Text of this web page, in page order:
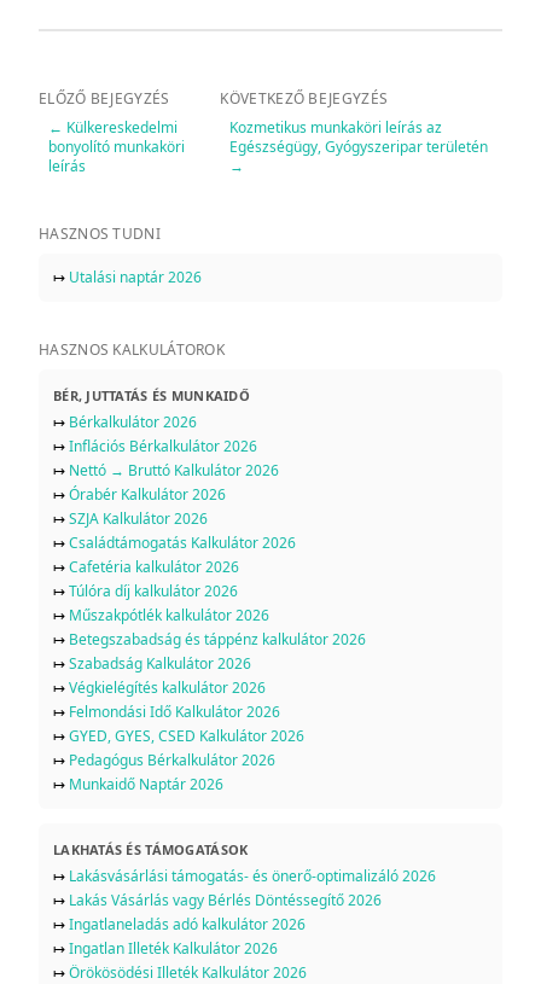
ELŐZŐ BEJEGYZÉS
← Külkereskedelmi
bonyolító munkaköri
leírás
KÖVETKEZŐ BEJEGYZÉS
Kozmetikus munkaköri leírás az
Egészségügy, Gyógyszeripar területén
→
HASZNOS TUDNI
↦ Utalási naptár 2026
HASZNOS KALKULÁTOROK
BÉR, JUTTATÁS ÉS MUNKAIDŐ
↦ Bérkalkulátor 2026
↦Inflációs Bérkalkulátor 2026
↦ Nettó → Bruttó Kalkulátor 2026
↦Órabér Kalkulátor 2026
↦SZJA Kalkulátor 2026
↦Családtámogatás Kalkulátor 2026
↦Cafetéria kalkulátor 2026
↦Túlóra díj kalkulátor 2026
↦ Műszakpótlék kalkulátor 2026
↦ Betegszabadság és táppénz kalkulátor 2026
↦Szabadság Kalkulátor 2026
↦Végkielégítés kalkulátor 2026
↦ Felmondási Idő Kalkulátor 2026
↦GYED, GYES, CSED Kalkulátor 2026
↦ Pedagógus Bérkalkulátor 2026
↦ Munkaidő Naptár 2026
LAKHATÁS ÉS TÁMOGATÁSOK
↦ Lakásvásárlási támogatás- és önerő-optimalizáló 2026
↦ Lakás Vásárlás vagy Bérlés Döntéssegítő 2026
↦Ingatlaneladás adó kalkulátor 2026
↦Ingatlan Illeték Kalkulátor 2026
↦Örökösödési Illeték Kalkulátor 2026